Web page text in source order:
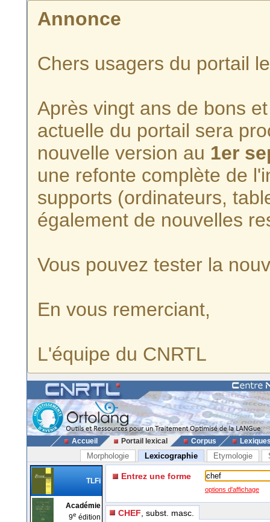
Annonce
Chers usagers du portail
Après vingt ans de bons
actuelle du portail sera
nouvelle version au 1er
une refonte complète de
supports (ordinateurs,
également de nouvelles
Vous pouvez tester la
En vous remerciant,
L'équipe du CNRTL
Accueil Portail lexical Corpus
Morphologie Lexicographie Etymologie
TLFi
Académie
9e édition
Entrez une forme
options d'affichage
CHEF , subst. masc.